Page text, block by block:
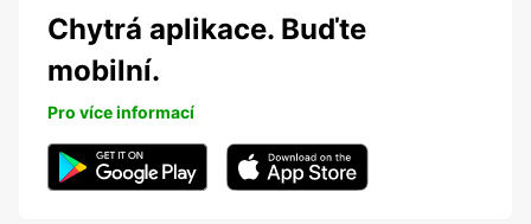
Chytrá aplikace. Buďte
mobilní.
Pro více informací